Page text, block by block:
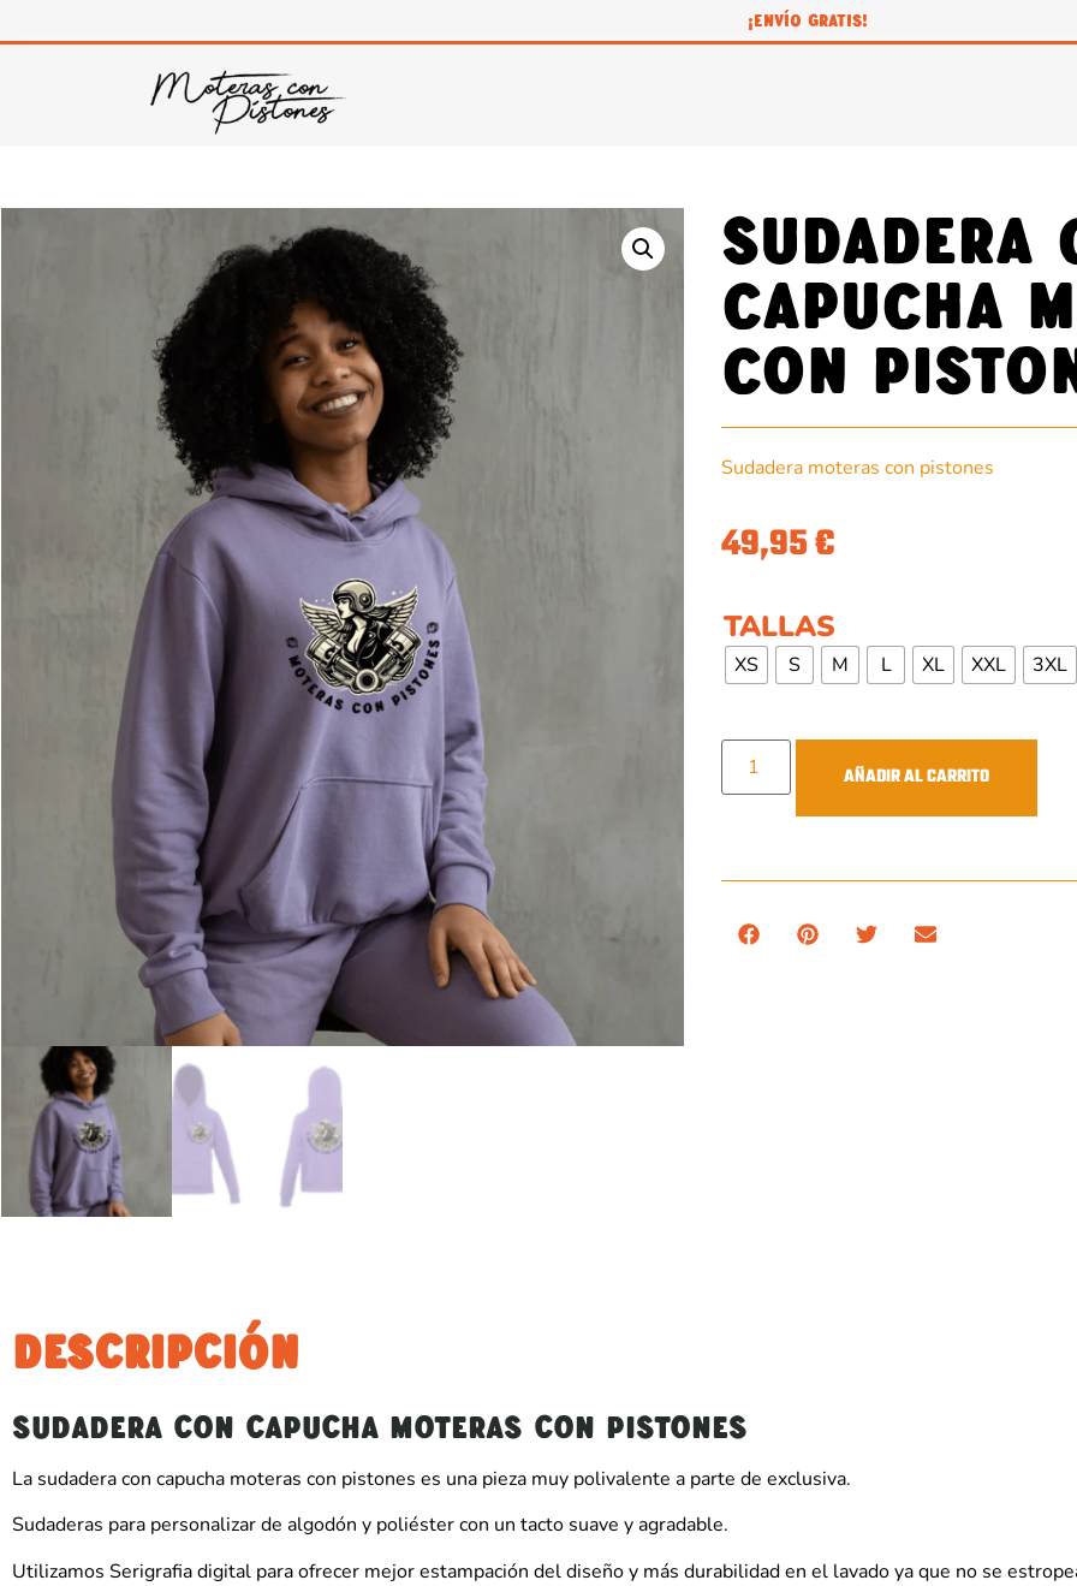
¡ENVÍO GRATIS!
Sudadera
capucha
con
Sudadera moteras con pistones
49,95€
TALLAS
XS S M L XL XXL 3XL
AÑADIR AL CARRITO
DESCRIPCIÓN
SUDADERA CON CAPUCHA MOTERAS CON PISTONES
La sudadera con capucha moteras con pistones es una pieza muy polivalente a parte de exclusiva.
Sudaderas para personalizar de algodón y poliéster con un tacto suave y agradable.
Utilizamos Serigrafia digital para ofrecer mejor estampación del diseño y más durabilidad en el lavado ya que no se